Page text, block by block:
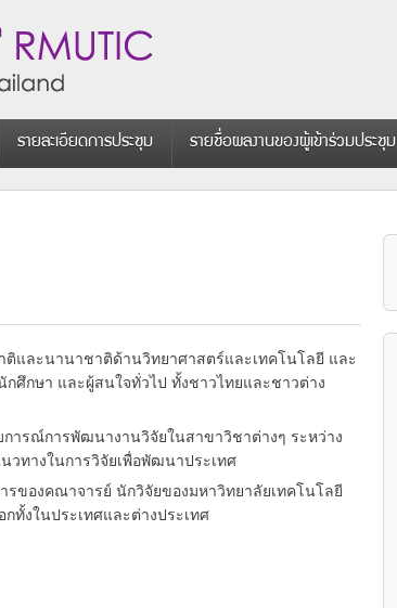
รายละเอียดการประชุม รายชื่อผลงานของผู้เข้าร่วมประชุม
ติและนานาชาติด้านวิทยาศาสตร์และเทคโนโลยี และ
ศึกษา และผู้สนใจทั่วไป ทั้งชาวไทยและชาวต่าง
การณ์การพัฒนางานวิจัยในสาขาวิชาต่างๆ ระหว่าง
วทางในการวิจัยเพื่อพัฒนาประเทศ
รของคณาจารย์ นักวิจัยของมหาวิทยาลัยเทคโนโลยี
ทั้งในประเทศและต่างประเทศ